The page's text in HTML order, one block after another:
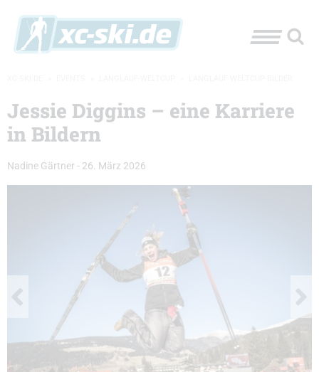
Jessie Diggins – eine Karriere
in Bildern
Nadine Gärtner - 26. März 2026